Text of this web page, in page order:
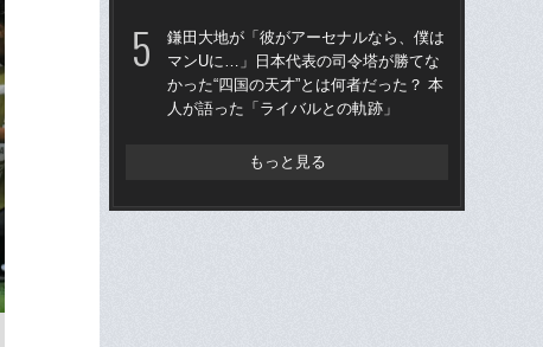
鎌田大地が「彼がアーセナルなら、僕は
マンUに…」日本代表の司令塔が勝てな
かった“四国の天才”とは何者だった？ 本
人が語った「ライバルとの軌跡」
もっと見る